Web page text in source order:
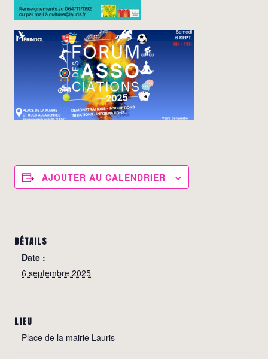
AJOUTER AU CALENDRIER
DÉTAILS
Date :
6 septembre 2025
LIEU
Place de la mairie Lauris